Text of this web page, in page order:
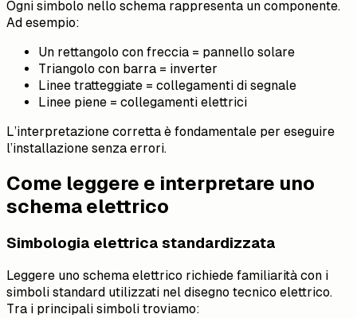
Ogni simbolo nello schema rappresenta un componente.
Ad esempio:
Un rettangolo con freccia = pannello solare
Triangolo con barra = inverter
Linee tratteggiate = collegamenti di segnale
Linee piene = collegamenti elettrici
L’interpretazione corretta è fondamentale per eseguire
l’installazione senza errori.
Come leggere e interpretare uno
schema elettrico
Simbologia elettrica standardizzata
Leggere uno schema elettrico richiede familiarità con i
simboli standard utilizzati nel disegno tecnico elettrico.
Tra i principali simboli troviamo: